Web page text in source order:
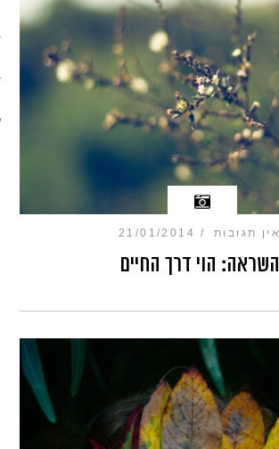
מה קרה פה
נדבר
מכון כושר מנטלי
אין תגובות 21/01/2014
השראה: הוי דרך החיים